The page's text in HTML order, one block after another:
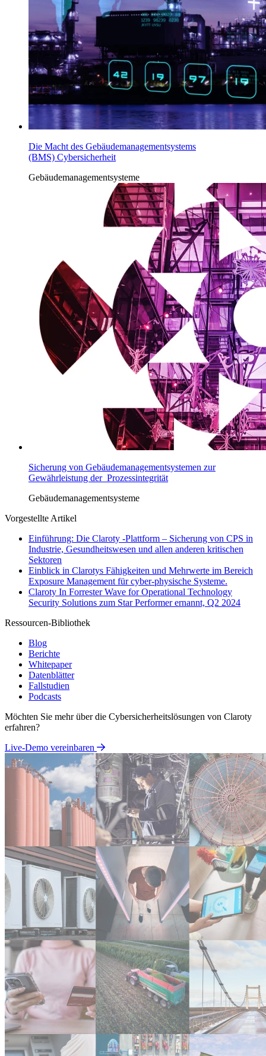
Die Macht des Gebäudemanagementsystems
(BMS) Cybersicherheit
Gebäudemanagementsysteme
Sicherung von Gebäudemanagementsystemen zur
Gewährleistung der Prozessintegrität
Gebäudemanagementsysteme
Vorgestellte Artikel
Einführung: Die Claroty -Plattform – Sicherung von CPS in
Industrie, Gesundheitswesen und allen anderen kritischen
Sektoren
Einblick in Clarotys Fähigkeiten und Mehrwerte im Bereich
Exposure Management für cyber-physische Systeme.
Claroty In Forrester Wave for Operational Technology
Security Solutions zum Star Performer ernannt, Q2 2024
Ressourcen-Bibliothek
Blog
Berichte
Whitepaper
Datenblätter
Fallstudien
Podcasts
Möchten Sie mehr über die Cybersicherheitslösungen von Claroty
erfahren?
Live-Demo vereinbaren